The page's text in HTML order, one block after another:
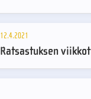
12.4.2021
Ratsastuksen